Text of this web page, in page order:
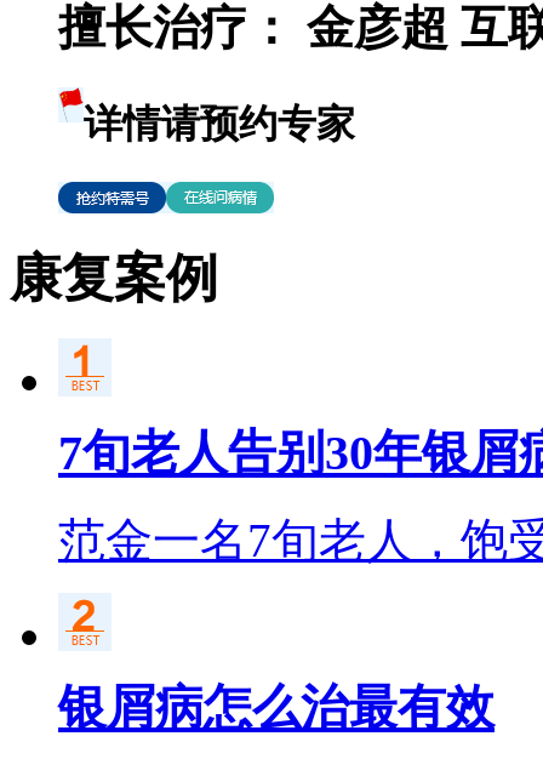
擅长治疗： 金彦超 互
详情请预约专家
康复案例
7旬老人告别30年银屑
范金一名7旬老人，饱
银屑病怎么治最有效